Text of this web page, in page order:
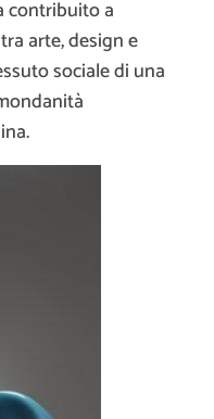
contribuito a
arte, design e
sociale di una